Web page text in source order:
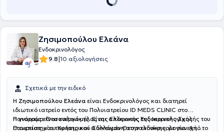
Ζησιμοπούλου Ελεάνα
Ενδοκρινολόγος
9.8|10 αξιολογήσεις
Σχετικά με την ειδικό
Η Ζησιμοπούλου Ελεάνα είναι Ενδοκρινολόγος και διατηρεί
ιδιωτικό ιατρείο εντός του Πολυιατρείου ID MEDS CLINIC στο
Πανόραμα Θεσσαλονίκης. Είναι απόφοιτος της Ιατρικής Σχολής του
Πανεπιστημίου Κρήτης και ειδικευμένη στην ενδοκρινολογία. Από το
Η γιατρός είναι ενεργό μέλος της Ελληνικής Ενδοκρινολογικής
Εταιρείας και του Ιατρικού Συλλόγου Θεσσαλονίκης, με συνεχή